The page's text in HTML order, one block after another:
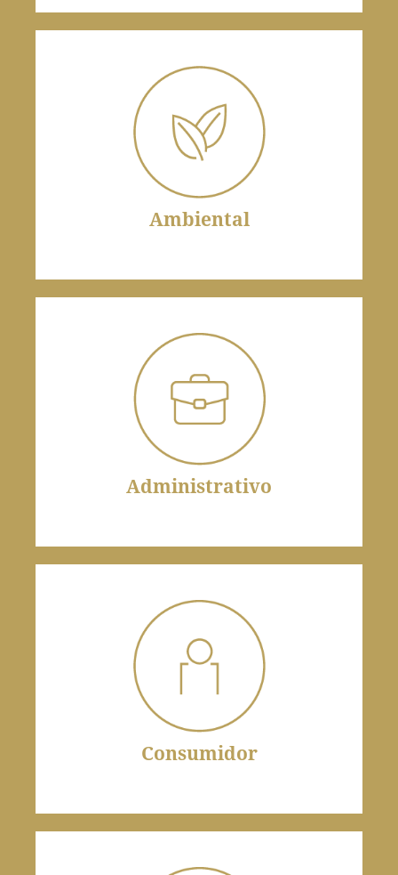
Ambiental
Ambiental
Preservar ecossistemas é imperativo, sujeito a
severas penalidades legais.
Administrativo
Administrativo
A administração pública deve agir com
transparência, eficiência e legalidade.
Consumidor
Consumidor
Produtos defeituosos demandam reparação
imediata, protegendo os consumidores.